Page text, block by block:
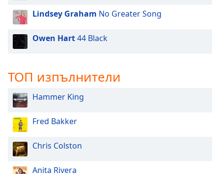
Done
Close
End
dialog
window.
Lindsey Graham No Greater Song
Owen Hart44 Black
ТОП изпълнители
Hammer King
Fred Bakker
Chris Colston
Anita Rivera